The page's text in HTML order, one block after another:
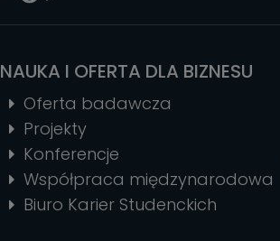
NAUKA I OFERTA DLA BIZNESU
Oferta badawcza
Projekty
Konferencje
Współpraca międzynarodowa
Biuro Karier Studenckich